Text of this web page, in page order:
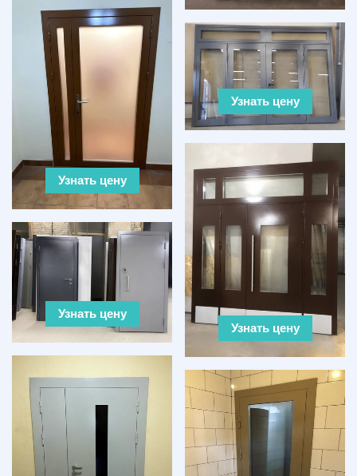
Узнать цену
Узнать цену
Узнать цену
Узнать цену